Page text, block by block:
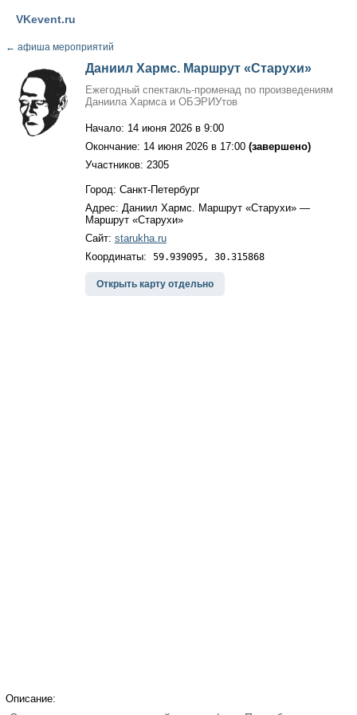
VKevent.ru
← афиша мероприятий
Даниил Хармс. Маршрут «Старухи»
Ежегодный спектакль-променад по произведениям
Даниила Хармса и ОБЭРИУтов
Начало: 14 июня 2026 в 9:00
Окончание: 14 июня 2026 в 17:00 (завершено)
Участников: 2305
Город: Санкт-Петербург
Адрес: Даниил Хармс. Маршрут «Старухи» —
Маршрут «Старухи»
Сайт: starukha.ru
Координаты: 59.939095, 30.315868
Открыть карту отдельно
Описание: